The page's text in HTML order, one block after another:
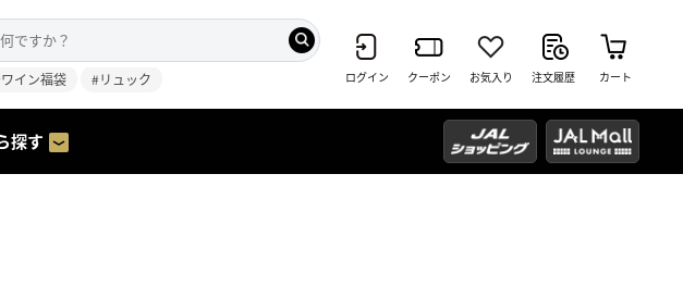
イン福袋 #リュック ログイン クーポン お気入り 注文履歴 カート
探す